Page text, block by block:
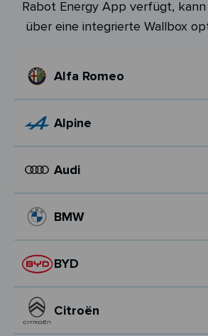
Rabot Energy App verfügt, kann
über eine integrierte Wallbox
Alfa Romeo
Alpine
Audi
BMW
BYD
Citroën